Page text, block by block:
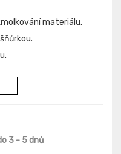
materiálu.
3 - 5 dnů